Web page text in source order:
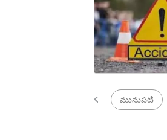
మునుపటి